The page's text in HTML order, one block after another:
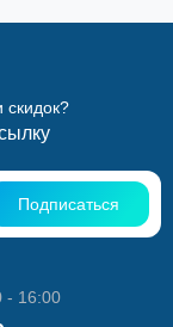
скидок?
Подписаться
- 16:00